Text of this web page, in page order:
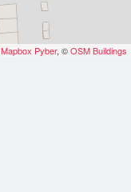
Mapbox Pyber, ©OSM Buildings